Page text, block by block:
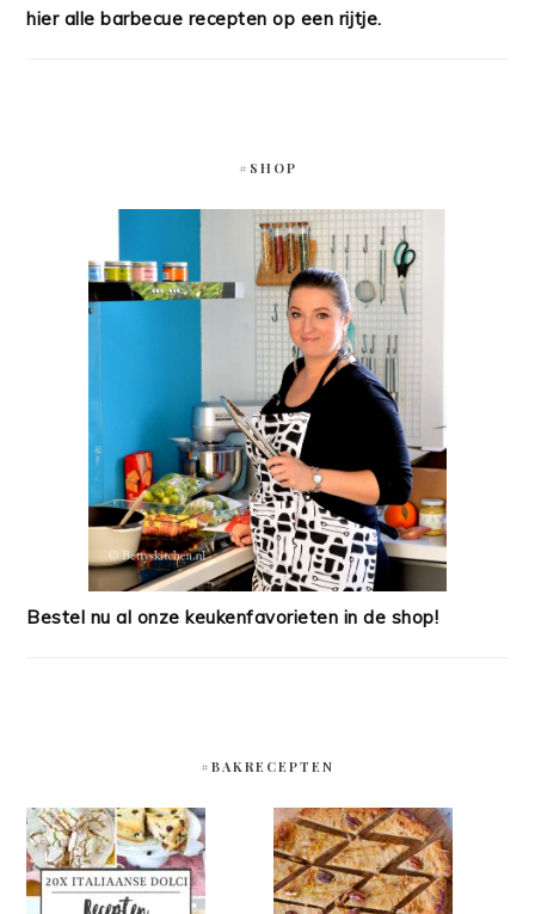
hier alle barbecue recepten op een rijtje.
#SHOP
Bestel nu al onze keukenfavorieten in de shop!
#BAKRECEPTEN